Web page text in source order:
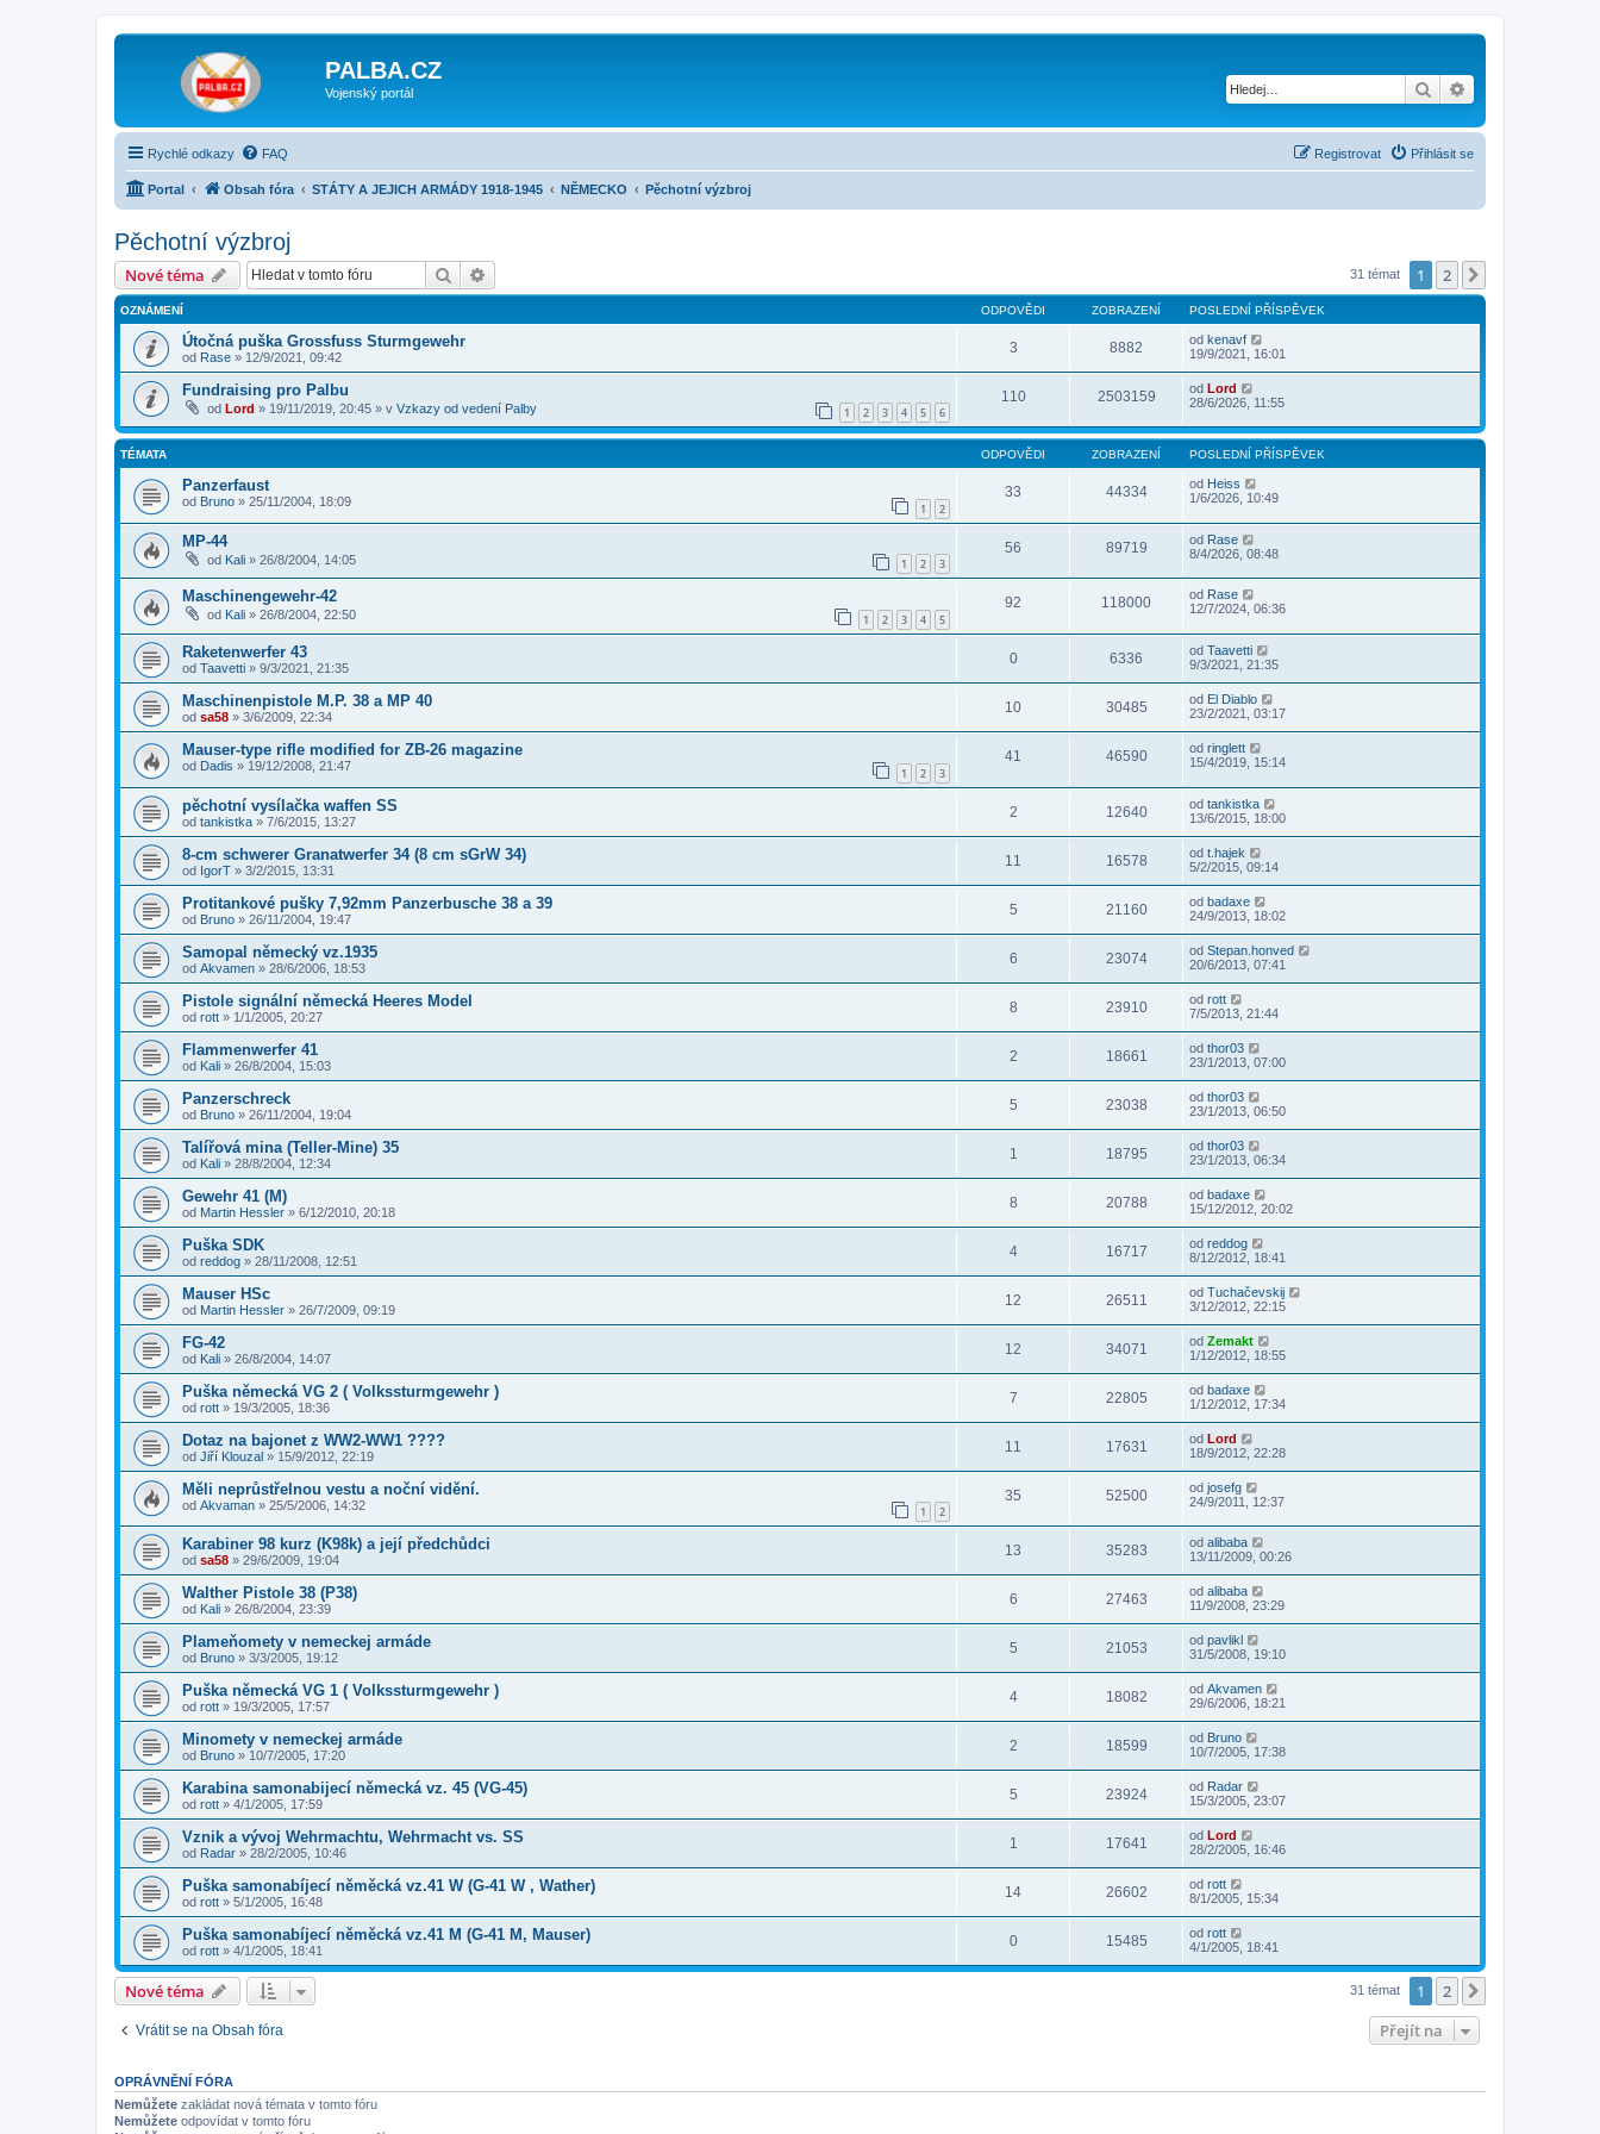
PALBA.CZ
Vojenský portál Hledat
Rychlé odkazy FAQ Přihlásit se
Registrovat
Portal Obsah fóra STÁTY A JEJICH ARMÁDY 1918-1945 NĚMECKO Pěchotní výzbroj
Pěchotní výzbroj
Nové téma Hledat 31 témat 1 2
OZNÁMENÍ ODPOVĚDI ZOBRAZENÍ POSLEDNÍ PŘÍSPĚVEK
Útočná puška Grossfuss Sturmgewehr
od Rase » 12/9/2021, 09:42
3 8882 od kenavf
19/9/2021, 16:01
Fundraising pro Palbu
od Lord » 19/11/2019, 20:45 » v Vzkazy od vedení Palby 1 2 3 4 5 6
110 2503159 od Lord
28/6/2026, 11:55
TÉMATA ODPOVĚDI ZOBRAZENÍ POSLEDNÍ PŘÍSPĚVEK
Panzerfaust
od Bruno » 25/11/2004, 18:09 1 2
33 44334 od Heiss
1/6/2026, 10:49
MP-44
od Kali » 26/8/2004, 14:05 1 2 3
56 89719 od Rase
8/4/2026, 08:48
Maschinengewehr-42
od Kali » 26/8/2004, 22:50 1 2 3 4 5
92 118000 od Rase
12/7/2024, 06:36
Raketenwerfer 43
od Taavetti » 9/3/2021, 21:35
0 6336 od Taavetti
9/3/2021, 21:35
Maschinenpistole M.P. 38 a MP 40
od sa58 » 3/6/2009, 22:34
10 30485 od El Diablo
23/2/2021, 03:17
Mauser-type rifle modified for ZB-26 magazine
od Dadis » 19/12/2008, 21:47 1 2 3
41 46590 od ringlett
15/4/2019, 15:14
pěchotní vysílačka waffen SS
od tankistka » 7/6/2015, 13:27
2 12640 od tankistka
13/6/2015, 18:00
8-cm schwerer Granatwerfer 34 (8 cm sGrW 34)
od IgorT » 3/2/2015, 13:31
11 16578 od t.hajek
5/2/2015, 09:14
Protitankové pušky 7,92mm Panzerbusche 38 a 39
od Bruno » 26/11/2004, 19:47
5 21160 od badaxe
24/9/2013, 18:02
Samopal německý vz.1935
od Akvamen » 28/6/2006, 18:53
6 23074 od Stepan.honved
20/6/2013, 07:41
Pistole signální německá Heeres Model
od rott » 1/1/2005, 20:27
8 23910 od rott
7/5/2013, 21:44
Flammenwerfer 41
od Kali » 26/8/2004, 15:03
2 18661 od thor03
23/1/2013, 07:00
Panzerschreck
od Bruno » 26/11/2004, 19:04
5 23038 od thor03
23/1/2013, 06:50
Talířová mina (Teller-Mine) 35
od Kali » 28/8/2004, 12:34
1 18795 od thor03
23/1/2013, 06:34
Gewehr 41 (M)
od Martin Hessler » 6/12/2010, 20:18
8 20788 od badaxe
15/12/2012, 20:02
Puška SDK
od reddog » 28/11/2008, 12:51
4 16717 od reddog
8/12/2012, 18:41
Mauser HSc
od Martin Hessler » 26/7/2009, 09:19
12 26511 od Tuchačevskij
3/12/2012, 22:15
FG-42
od Kali » 26/8/2004, 14:07
12 34071 od Zemakt
1/12/2012, 18:55
Puška německá VG 2 ( Volkssturmgewehr )
od rott » 19/3/2005, 18:36
7 22805 od badaxe
1/12/2012, 17:34
Dotaz na bajonet z WW2-WW1 ????
od Jiří Klouzal » 15/9/2012, 22:19
11 17631 od Lord
18/9/2012, 22:28
Měli neprůstřelnou vestu a noční vidění.
od Akvaman » 25/5/2006, 14:32 1 2
35 52500 od josefg
24/9/2011, 12:37
Karabiner 98 kurz (K98k) a její předchůdci
od sa58 » 29/6/2009, 19:04
13 35283 od alibaba
13/11/2009, 00:26
Walther Pistole 38 (P38)
od Kali » 26/8/2004, 23:39
6 27463 od alibaba
11/9/2008, 23:29
Plameňomety v nemeckej armáde
od Bruno » 3/3/2005, 19:12
5 21053 od pavlikl
31/5/2008, 19:10
Puška německá VG 1 ( Volkssturmgewehr )
od rott » 19/3/2005, 17:57
4 18082 od Akvamen
29/6/2006, 18:21
Minomety v nemeckej armáde
od Bruno » 10/7/2005, 17:20
2 18599 od Bruno
10/7/2005, 17:38
Karabina samonabijecí německá vz. 45 (VG-45)
od rott » 4/1/2005, 17:59
5 23924 od Radar
15/3/2005, 23:07
Vznik a vývoj Wehrmachtu, Wehrmacht vs. SS
od Radar » 28/2/2005, 10:46
1 17641 od Lord
28/2/2005, 16:46
Puška samonabíjecí něměcká vz.41 W (G-41 W , Wather)
od rott » 5/1/2005, 16:48
14 26602 od rott
8/1/2005, 15:34
Puška samonabíjecí něměcká vz.41 M (G-41 M, Mauser)
od rott » 4/1/2005, 18:41
0 15485 od rott
4/1/2005, 18:41
Nové téma 31 témat 1 2
Vrátit se na Obsah fóra Přejít na
OPRÁVNĚNÍ FÓRA
Nemůžete zakládat nová témata v tomto fóru
Nemůžete odpovídat v tomto fóru